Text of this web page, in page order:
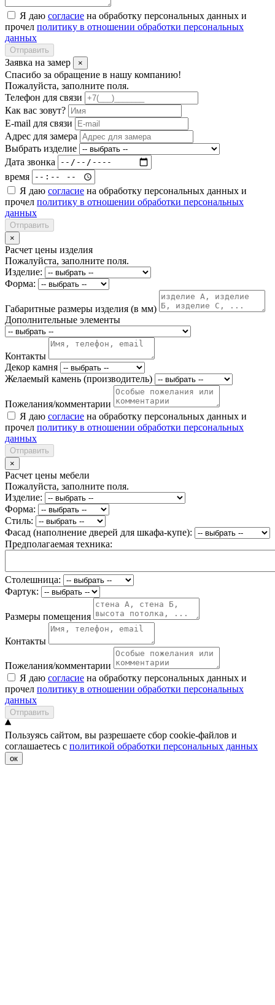
Я даю согласие на обработку персональных данных и
прочел политику в отношении обработки персональных
данных
Отправить
Заявка на замер ×
Спасибо за обращение в нашу компанию!
Пожалуйста, заполните поля.
Телефон для связи
Как вас зовут?
E-mail для связи
Адрес для замера
Выбрать изделие
Дата звонка
время
Я даю согласие на обработку персональных данных и
прочел политику в отношении обработки персональных
данных
Отправить
×
Расчет цены изделия
Пожалуйста, заполните поля.
Изделие:
Форма:
Габаритные размеры изделия (в мм)
Дополнительные элементы
Контакты
Декор камня
Желаемый камень (производитель)
Пожелания/комментарии
Я даю согласие на обработку персональных данных и
прочел политику в отношении обработки персональных
данных
Отправить
×
Расчет цены мебели
Пожалуйста, заполните поля.
Изделие:
Форма:
Стиль:
Фасад (наполнение дверей для шкафа-купе):
Предполагаемая техника:
Столешница:
Фартук:
Размеры помещения
Контакты
Пожелания/комментарии
Я даю согласие на обработку персональных данных и
прочел политику в отношении обработки персональных
данных
Отправить
Пользуясь сайтом, вы разрешаете сбор cookie-файлов и
соглашаетесь с политикой обработки персональных данных
ок